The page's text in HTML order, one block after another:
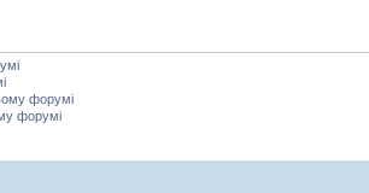
форумі
форумі